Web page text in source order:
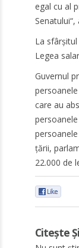
egal cu al
La
Legea
Guvernul
care au
ţării,
22.000 de
Citește